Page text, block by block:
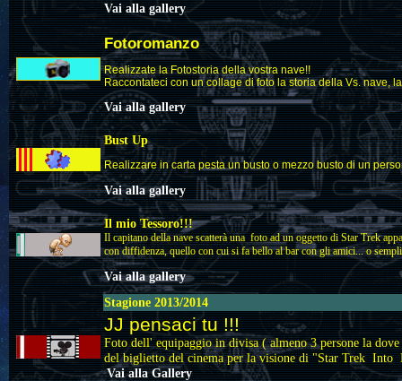
Vai alla gallery
Fotoromanzo
Realizzate la Fotostoria della vostra nave!!
Raccontateci con un collage di foto la storia della Vs. nave,
Vai alla gallery
Bust Up
Realizzare in carta pesta un busto o mezzo busto di un
Vai alla gallery
Il mio Tessoro!!!
Il capitano della nave scatterà una foto ad un oggetto di Star Trek
con diffidenza, quello con cui si fa bello al bar con gli amici... o
Vai alla gallery
Stagione 2013/2014
JJ pensaci tu !!!
Foto dell' equipaggio in divisa ( almeno 3 persone la
del biglietto del cinema per la visione di "Star Trek Into
Vai alla Gallery